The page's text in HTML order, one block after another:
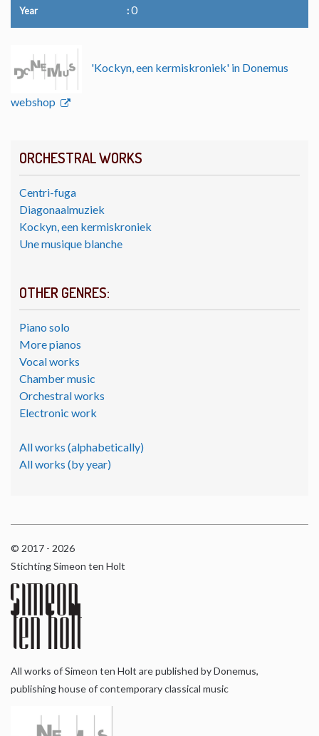
ORCHESTRAL WORKS
Centri-fuga
Diagonaalmuziek
Kockyn, een kermiskroniek
Une musique blanche
OTHER GENRES:
Piano solo
More pianos
Vocal works
Chamber music
Orchestral works
Electronic work
All works (alphabetically)
All works (by year)
Year 0
'Kockyn, een kermiskroniek' in Donemus
webshop
© 2017 - 2026
Stichting Simeon ten Holt
All works of Simeon ten Holt are published by Donemus,
publishing house of contemporary classical music